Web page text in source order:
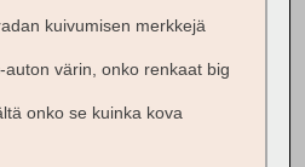
kuivumisen merkkejä
auton värin, onko renkaat big
onko se kuinka kova